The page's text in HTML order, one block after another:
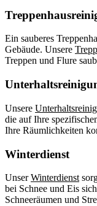
Ein sauberes
Gebäude. Unsere
Treppen und Flure
Unsere
die auf Ihre
Ihre Räumlichkeiten
Winterdienst
UnserWinterdienst
bei Schnee und Eis
Schneeräumen und